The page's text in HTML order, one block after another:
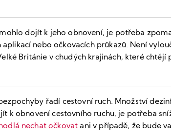
dojít k jeho obnovení, je potřeba
nebo očkovacích průkazů. Není
Británie v chudých krajinách, které
řadí cestovní ruch. Množství
k obnovení cestovního ruchu, je potřeba
nechat očkovat ani v případě, že bude